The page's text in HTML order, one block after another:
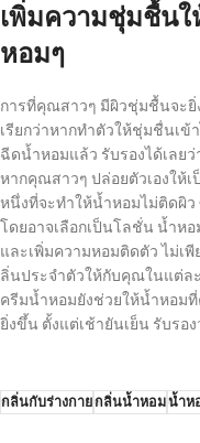
เพิ่มความชุ่มชื้น
หอมๆ
การที่คุณสาวๆ มีผิวชุ่มชื้นจะ
เรียกว่าหากทำตัวให้ชุ่มชื่นเ
ฉีดน้ำหอมแล้ว รับรองได้เลย
หากคุณสาวๆ ปล่อยตัวเองให้
หนึ่งที่จะทำให้น้ำหอมไม่ติดผิ
โดยอาจเลือกเป็นโลชั่น น้ำห
และเพิ่มความหอมติดตัว ไม่เ
ลิ่นประจำตัวให้กับคุณในแต่ล
ครีมน้ำหอมยังช่วยให้น้ำหอ
ยิ่งขึ้น ตั้งแต่เช้ายันเย็น รับร
กลิ่นกับร่างกายกลิ่นน้ำหอมน้ำห